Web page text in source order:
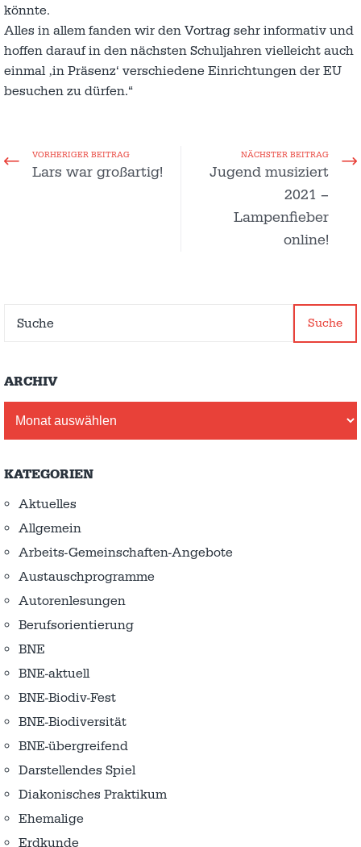
könnte.
Alles in allem fanden wir den Vortrag sehr informativ und
hoffen darauf in den nächsten Schuljahren vielleicht auch
einmal ‚in Präsenz‘ verschiedene Einrichtungen der EU
besuchen zu dürfen.“
VORHERIGER BEITRAG
Lars war großartig!
NÄCHSTER BEITRAG
Jugend musiziert
2021 –
Lampenfieber
online!
Suche
ARCHIV
KATEGORIEN
Aktuelles
Allgemein
Arbeits-Gemeinschaften-Angebote
Austausch­programme
Autorenlesungen
Berufsorientierung
BNE
BNE-aktuell
BNE-Biodiv-Fest
BNE-Biodiversität
BNE-übergreifend
Darstellendes Spiel
Diakonisches Praktikum
Ehemalige
Erdkunde